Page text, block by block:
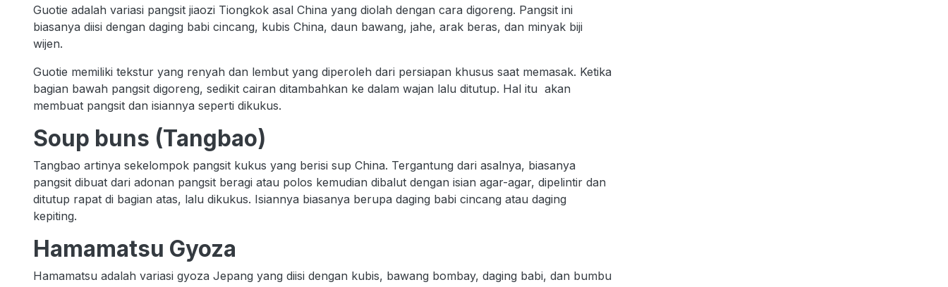
Guotie adalah variasi pangsit jiaozi Tiongkok asal China yang diolah dengan cara digoreng. Pangsit ini
biasanya diisi dengan daging babi cincang, kubis China, daun bawang, jahe, arak beras, dan minyak biji
wijen.
Guotie memiliki tekstur yang renyah dan lembut yang diperoleh dari persiapan khusus saat memasak. Ketika
bagian bawah pangsit digoreng, sedikit cairan ditambahkan ke dalam wajan lalu ditutup. Hal itu akan
membuat pangsit dan isiannya seperti dikukus.
Soup buns (Tangbao)
Tangbao artinya sekelompok pangsit kukus yang berisi sup China. Tergantung dari asalnya, biasanya
pangsit dibuat dari adonan pangsit beragi atau polos kemudian dibalut dengan isian agar-agar, dipelintir dan
ditutup rapat di bagian atas, lalu dikukus. Isiannya biasanya berupa daging babi cincang atau daging
kepiting.
Hamamatsu Gyoza
Hamamatsu adalah variasi gyoza Jepang yang diisi dengan kubis, bawang bombay, daging babi, dan bumbu